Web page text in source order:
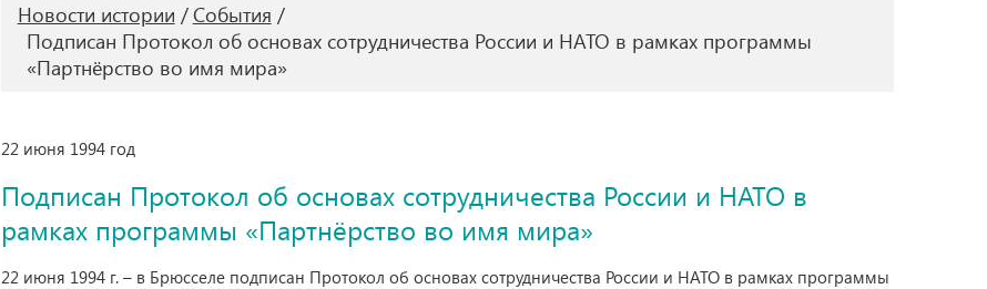
Новости истории
События
Подписан Протокол об основах сотрудничества России и НАТО в рамках программы
«Партнёрство во имя мира»
22 июня 1994 год
Подписан Протокол об основах сотрудничества России и НАТО в
рамках программы «Партнёрство во имя мира»
22 июня 1994 г. – в Брюсселе подписан Протокол об основах сотрудничества России и НАТО в рамках программы